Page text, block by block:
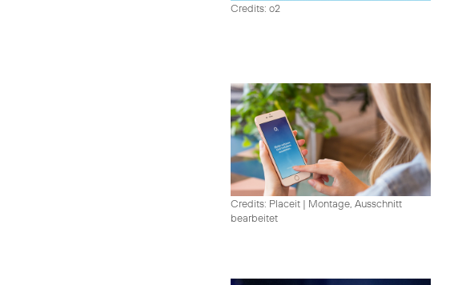
Credits: o2
Credits: Placeit | Montage, Ausschnitt
bearbeitet